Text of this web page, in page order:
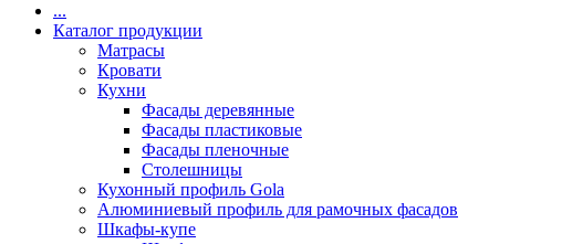
...
Каталог продукции
Матрасы
Кровати
Кухни
Фасады деревянные
Фасады пластиковые
Фасады пленочные
Столешницы
Кухонный профиль Gola
Алюминиевый профиль для рамочных фасадов
Шкафы-купе